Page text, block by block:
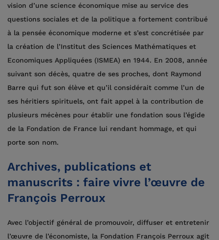
vision d’une science économique mise au service des
questions sociales et de la politique a fortement contribué
à la pensée économique moderne et s’est concrétisée par
la création de l’Institut des Sciences Mathématiques et
Economiques Appliquées (ISMEA) en 1944. En 2008, année
suivant son décès, quatre de ses proches, dont Raymond
Barre qui fut son élève et qu’il considérait comme l’un de
ses héritiers spirituels, ont fait appel à la contribution de
plusieurs mécènes pour établir une fondation sous l’égide
de la Fondation de France lui rendant hommage, et qui
porte son nom.
Archives, publications et
manuscrits : faire vivre l’œuvre de
François Perroux
Avec l’objectif général de promouvoir, diffuser et entretenir
l’œuvre de l’économiste, la Fondation François Perroux agit